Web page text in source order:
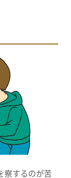
察するのが苦